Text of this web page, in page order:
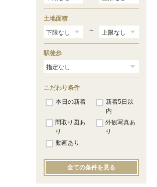
土地面積
～
駅徒歩
こだわり条件
本日の新着
新着5日以
内
間取り図あ
り
外観写真あ
り
動画あり
全ての条件を見る